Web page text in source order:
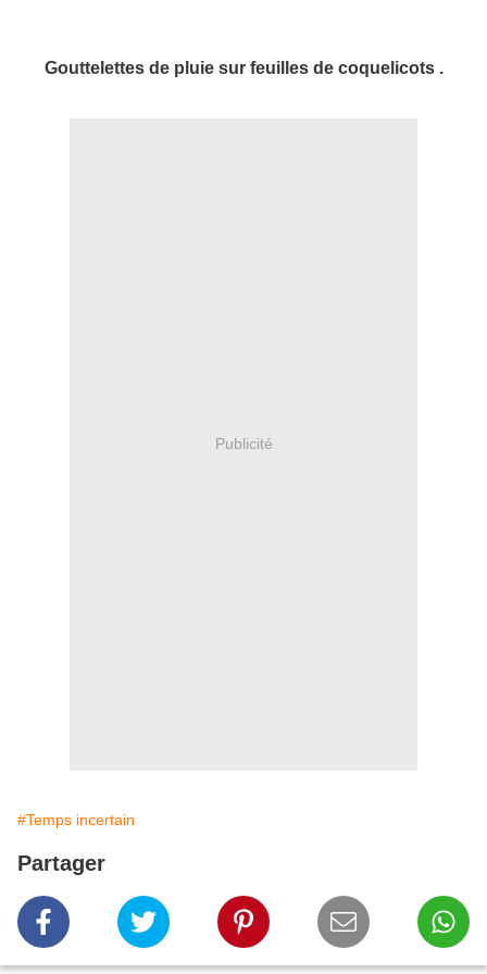
Gouttelettes de pluie sur feuilles de coquelicots .
Publicité
#Temps incertain
Partager